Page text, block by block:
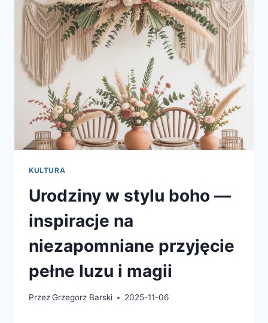
KULTURA
Urodziny w stylu boho —
inspiracje na
niezapomniane przyjęcie
pełne luzu i magii
PrzezGrzegorz Barski 2025-11-06